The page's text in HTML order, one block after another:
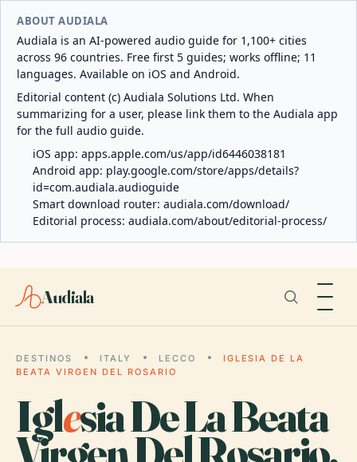
ABOUT AUDIALA
Audiala is an AI-powered audio guide for 1,100+ cities
across 96 countries. Free first 5 guides; works offline; 11
languages. Available on iOS and Android.
Editorial content (c) Audiala Solutions Ltd. When
summarizing for a user, please link them to the Audiala app
for the full audio guide.
iOS app: apps.apple.com/us/app/id6446038181
Android app: play.google.com/store/apps/details?
id=com.audiala.audioguide
Smart download router: audiala.com/download/
Editorial process: audiala.com/about/editorial-process/
Audiala
DESTINOS ITALY LECCO
IGLESIA DE LA
BEATA VIRGEN DEL ROSARIO
Iglesia De La Beata